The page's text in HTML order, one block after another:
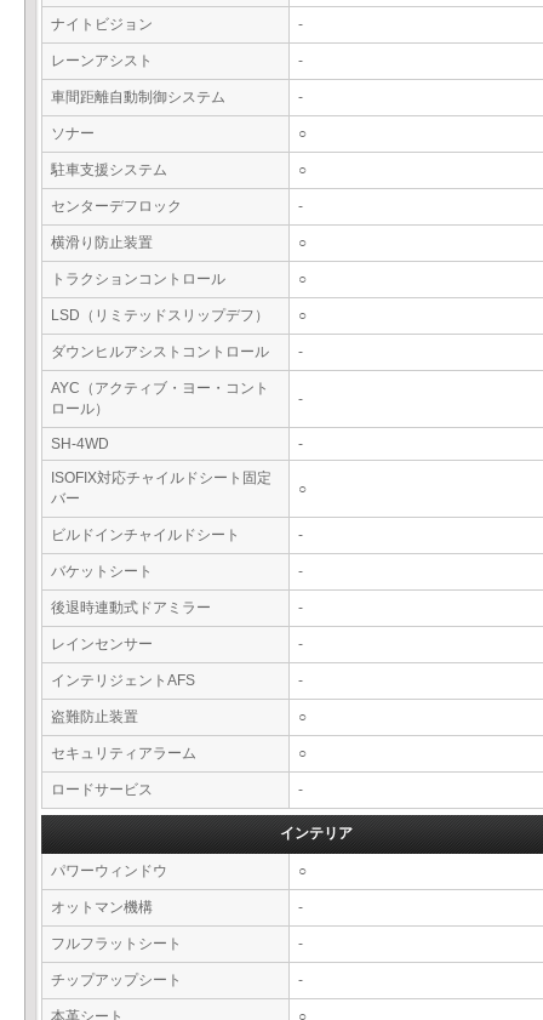
ナイトビジョン -
レーンアシスト -
車間距離自動制御システム -
ソナー ○
駐車支援システム ○
センターデフロック -
横滑り防止装置 ○
トラクションコントロール ○
LSD（リミテッドスリップデフ） ○
ダウンヒルアシストコントロール -
AYC（アクティブ・ヨー・コント
ロール）
-
SH-4WD
-
ISOFIX対応チャイルドシート固定
バー
○
ビルドインチャイルドシート -
バケットシート -
後退時連動式ドアミラー -
レインセンサー -
インテリジェントAFS -
盗難防止装置 ○
セキュリティアラーム ○
ロードサービス -
インテリア
パワーウィンドウ ○
オットマン機構 -
フルフラットシート -
チップアップシート -
本革シート ○